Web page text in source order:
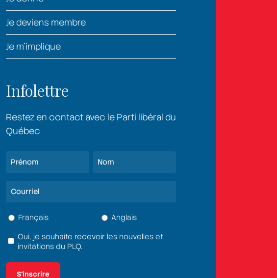
Je deviens membre
Je m’implique
Infolettre
Restez en contact avec le Parti libéral du
Québec
Nom
Courriel
Langue
Français Anglais
Termes
conditions
Oui, je souhaite recevoir les nouvelles et
invitations du PLQ.